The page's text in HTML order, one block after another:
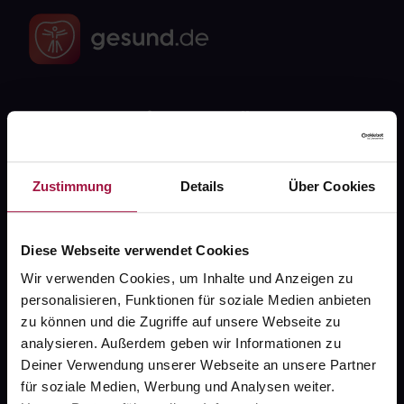
Zustimmung Details Über Cookies
Diese Webseite verwendet Cookies
Wir verwenden Cookies, um Inhalte und Anzeigen zu
personalisieren, Funktionen für soziale Medien anbieten
zu können und die Zugriffe auf unsere Webseite zu
analysieren. Außerdem geben wir Informationen zu
Deiner Verwendung unserer Webseite an unsere Partner
für soziale Medien, Werbung und Analysen weiter.
Fragen zu Deiner Bestellung?
Widerrufsformular
gesund.de
Über uns